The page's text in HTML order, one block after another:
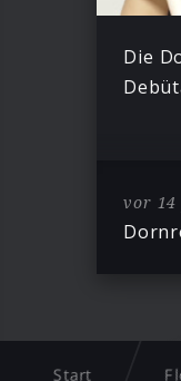
Die
vor 14
Start